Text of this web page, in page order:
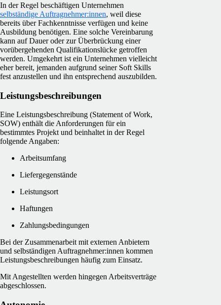
In der Regel beschäftigen Unternehmen
selbständige Auftragnehmer:innen, weil diese
bereits über Fachkenntnisse verfügen und keine
Ausbildung benötigen. Eine solche Vereinbarung
kann auf Dauer oder zur Überbrückung einer
vorübergehenden Qualifikationslücke getroffen
werden. Umgekehrt ist ein Unternehmen vielleicht
eher bereit, jemanden aufgrund seiner Soft Skills
fest anzustellen und ihn entsprechend auszubilden.
Leistungsbeschreibungen
Eine Leistungsbeschreibung (Statement of Work,
SOW) enthält die Anforderungen für ein
bestimmtes Projekt und beinhaltet in der Regel
folgende Angaben:
Arbeitsumfang
Liefergegenstände
Leistungsort
Haftungen
Zahlungsbedingungen
Bei der Zusammenarbeit mit externen Anbietern
und selbständigen Auftragnehmer:innen kommen
Leistungsbeschreibungen häufig zum Einsatz.
Mit Angestellten werden hingegen Arbeitsverträge
abgeschlossen.